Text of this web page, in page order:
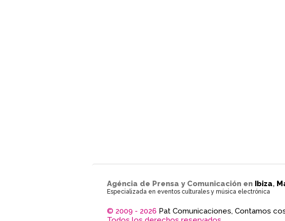
Agéncia de Prensa y Comunicación en Ibiza,
Especializada en eventos culturales y música electrónica
© 2009 - 2026 Pat Comunicaciones, Contamos